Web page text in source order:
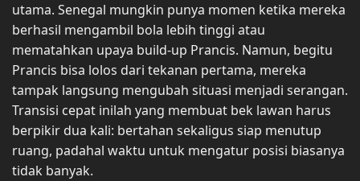
utama. Senegal mungkin punya momen ketika mereka
berhasil mengambil bola lebih tinggi atau
mematahkan upaya build-up Prancis. Namun, begitu
Prancis bisa lolos dari tekanan pertama, mereka
tampak langsung mengubah situasi menjadi serangan.
Transisi cepat inilah yang membuat bek lawan harus
berpikir dua kali: bertahan sekaligus siap menutup
ruang, padahal waktu untuk mengatur posisi biasanya
tidak banyak.